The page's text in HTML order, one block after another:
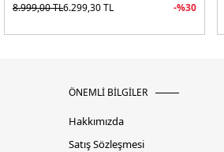
8.999,00TL6.299,30TL -%30
ÖNEMLİ BİLGİLER
Hakkımızda
Satış Sözleşmesi